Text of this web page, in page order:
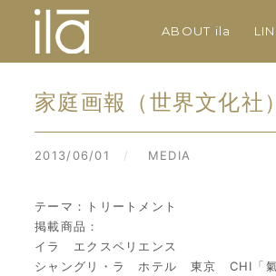
ABOUT ila
家庭画報（世界文化社
2013/06/01 / MEDIA
テーマ：トリートメント
掲載商品：
イラ エクスペリエンス
シャングリ・ラ ホテル 東京 CHI「